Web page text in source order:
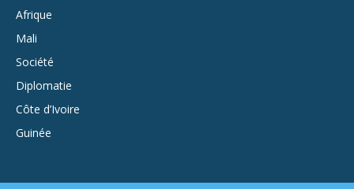
Afrique
Mali
Société
Diplomatie
Côte d’Ivoire
Guinée